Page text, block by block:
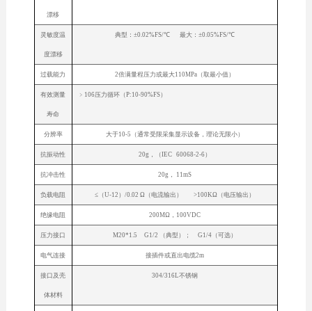
漂移
灵敏度温
度漂移
典型：±0.02%FS/℃ 最大：±0.05%FS/℃
过载能力 2倍满量程压力或最大110MPa（取最小值）
有效测量
寿命
﹥106压力循环（P:10-90%FS）
分辨率 大于10-5（通常受限采集显示设备，理论无限小）
抗振动性 20g，（IEC 60068-2-6）
抗冲击性 20g， 11mS
负载电阻 ≤（U-12）/0.02 Ω（电流输出） >100KΩ（电压输出）
绝缘电阻 200MΩ，100VDC
压力接口 M20*1.5 G1/2 （典型）； G1/4（可选）
电气连接 接插件或直出电缆2m
接口及壳
体材料
304/316L不锈钢